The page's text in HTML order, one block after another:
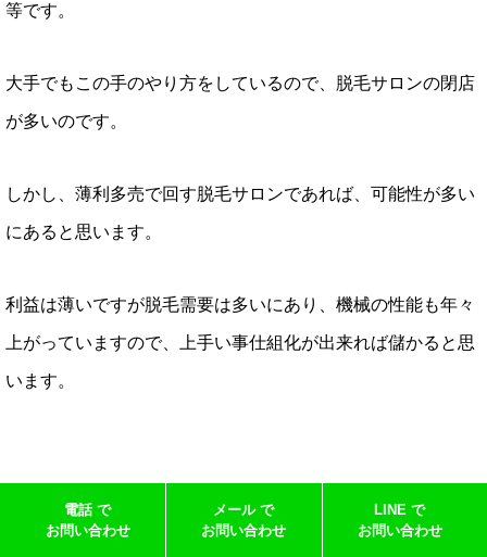
等です。
大手でもこの手のやり方をしているので、脱毛サロンの閉店
が多いのです。
しかし、薄利多売で回す脱毛サロンであれば、可能性が多い
にあると思います。
利益は薄いですが脱毛需要は多いにあり、機械の性能も年々
上がっていますので、上手い事仕組化が出来れば儲かると思
います。
ドライヘッドスパのスクール生募集
電話 で
お問い合わせ
メール で
お問い合わせ
LINE で
お問い合わせ